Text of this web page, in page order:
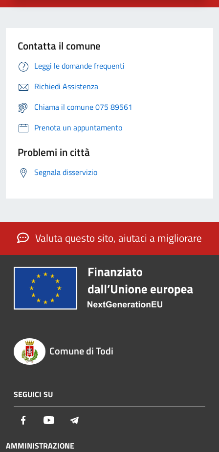
Contatta il comune
Leggi le domande frequenti
Richiedi Assistenza
Chiama il comune 075 89561
Prenota un appuntamento
Problemi in città
Segnala disservizio
Valuta questo sito, aiutaci a migliorare
Comune di Todi
SEGUICI SU
Facebook Youtube
AMMINISTRAZIONE